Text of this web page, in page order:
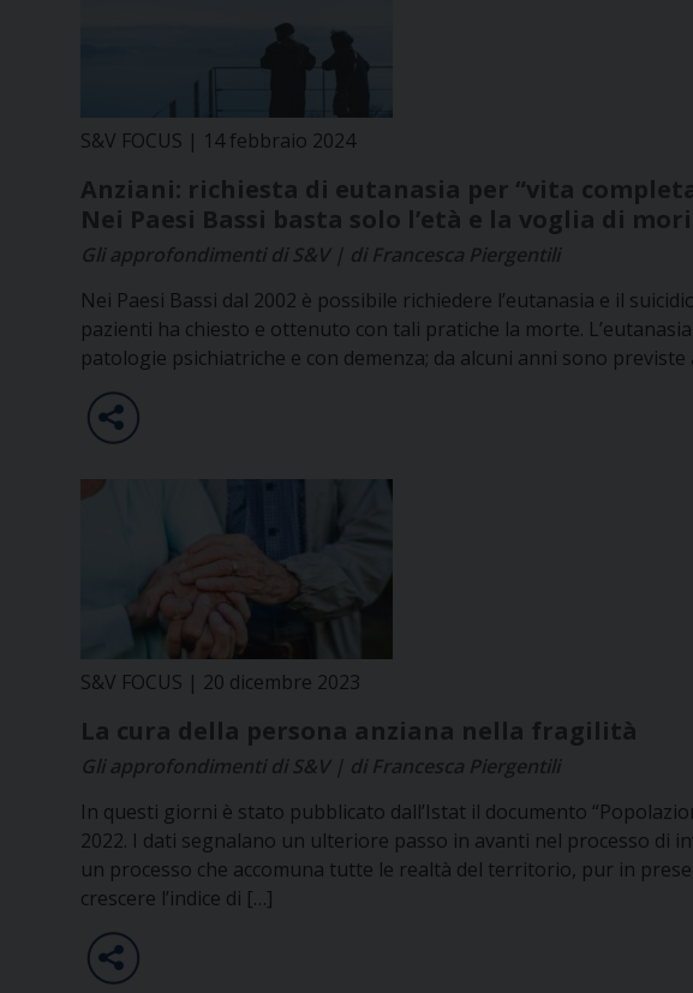
S&V FOCUS | 14 febbraio 2024
Anziani: richiesta di eutanasia per “vita
Nei Paesi Bassi basta solo l’età e la voglia di
Gli approfondimenti di S&V | di Francesca Piergentili
Nei Paesi Bassi dal 2002 è possibile richiedere l’eutanasia e il
pazienti ha chiesto e ottenuto con tali pratiche la morte.
patologie psichiatriche e con demenza; da alcuni anni sono
S&V FOCUS | 20 dicembre 2023
La cura della persona anziana nella fragilità
Gli approfondimenti di S&V | di Francesca Piergentili
In questi giorni è stato pubblicato dall’Istat il documento
2022. I dati segnalano un ulteriore passo in avanti nel processo di
un processo che accomuna tutte le realtà del territorio, pur in
crescere l’indice di […]